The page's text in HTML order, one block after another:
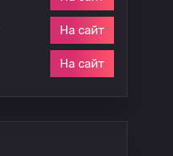
На сайт
На сайт